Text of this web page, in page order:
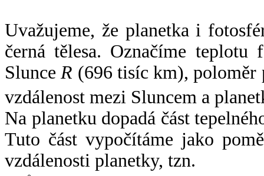
Uvažujeme, že planetka i
černá tělesa. Označíme
SlunceR (696 tisíc km),
vzdálenost mezi Sluncem a
Na planetku dopadá část
Tuto část vypočítáme jako
vzdálenosti planetky, tzn.